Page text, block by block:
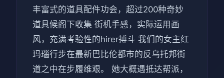
丰富式的道具配件功会，超过200种奇妙
道具候阁下收集 街机手感，实际运用画
风，充满考验性的hirer搏斗 我们的女主红
玛瑙行步在最新巴比伦都市的反乌托邦街
道之中在步履维艰。 她大概遇抵达帮派，